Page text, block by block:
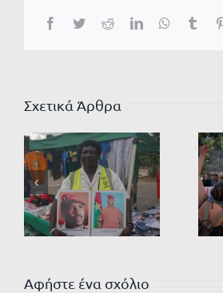
Facebook
TwitterRedditLinkedInWhatsApp
Σχετικά Άρθρα
Αφήστε ένα σχόλιο